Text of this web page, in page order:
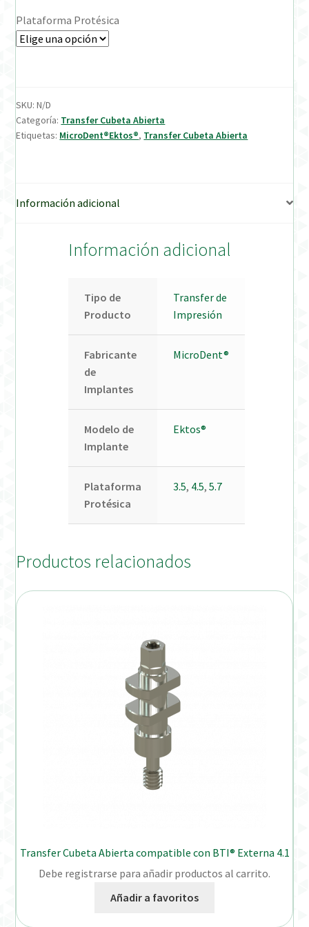
Verification Required
Plataforma Protésica
SKU:N/D
Categoría: Transfer Cubeta Abierta
Etiquetas: MicroDent®Ektos®, Transfer Cubeta Abierta
Información adicional
Información adicional
Tipo de
Producto
Transfer de
Impresión
Fabricante
de
Implantes
MicroDent®
Modelo de
Implante
Ektos®
Plataforma
Protésica
3.5, 4.5, 5.7
Productos relacionados
Transfer Cubeta Abierta compatible con BTI® Externa 4.1
Debe registrarse para añadir productos al carrito.
Añadir a favoritos